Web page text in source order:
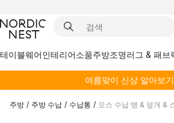
테이블웨어인테리어소품주방조명러그 & 패브
여름맞이 신상 알아보기
주방 / 주방 수납 / 수납통 / 모스 수납 병 & 덮개 &